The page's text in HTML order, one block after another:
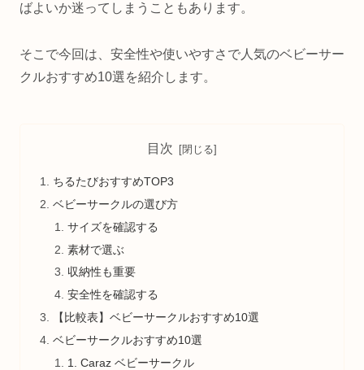
ばよいか迷ってしまうこともあります。
そこで今回は、安全性や使いやすさで人気のベビーサー
クルおすすめ10選を紹介します。
目次
ちるたびおすすめTOP3
ベビーサークルの選び方
サイズを確認する
素材で選ぶ
収納性も重要
安全性を確認する
【比較表】ベビーサークルおすすめ10選
ベビーサークルおすすめ10選
1. Caraz ベビーサークル